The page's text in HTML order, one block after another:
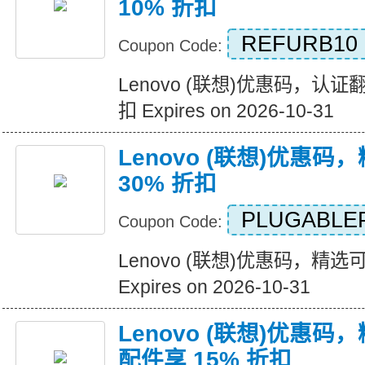
10% 折扣
Coupon Code: REFURB10
Lenovo (联想)优惠码，认证
扣 Expires on 2026-10-31
Lenovo (联想)优惠码，
30% 折扣
Coupon Code:
Lenovo (联想)优惠码，精选
Expires on 2026-10-31
Lenovo (联想)优惠码
配件享 15% 折扣